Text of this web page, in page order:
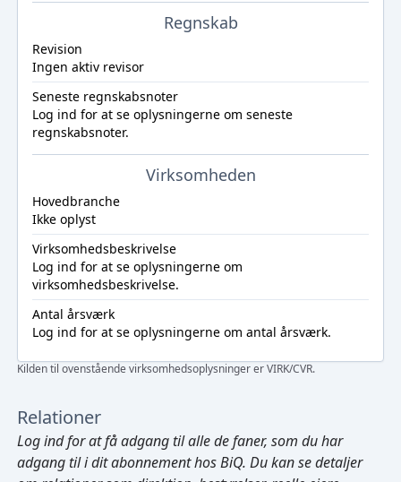
Regnskab
Revision
Ingen aktiv revisor
Seneste regnskabsnoter
Log ind for at se oplysningerne om seneste
regnskabsnoter.
Virksomheden
Hovedbranche
Ikke oplyst
Virksomhedsbeskrivelse
Log ind for at se oplysningerne om
virksomhedsbeskrivelse.
Antal årsværk
Log ind for at se oplysningerne om antal årsværk.
Kilden til ovenstående virksomhedsoplysninger er VIRK/CVR.
Relationer
Log indfor at få adgang til alle de faner, som du har
adgang til i dit abonnement hos BiQ. Du kan se detaljer